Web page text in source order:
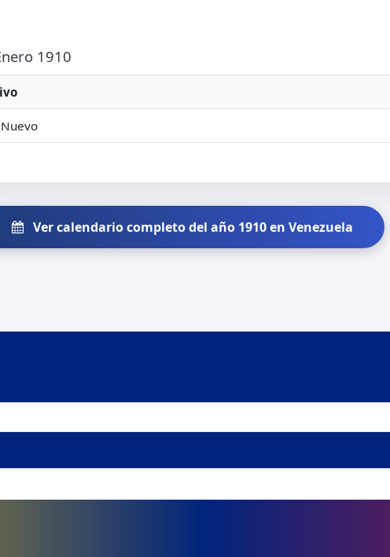
1910
Ver calendario completo del año 1910 en Venezuela